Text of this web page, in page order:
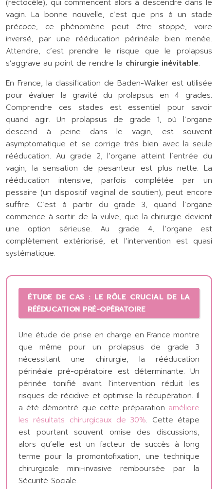
(rectocèle), qui commencent alors à descendre dans le
vagin. La bonne nouvelle, c’est que pris à un stade
précoce, ce phénomène peut être stoppé, voire
inversé, par une rééducation périnéale bien menée.
Attendre, c’est prendre le risque que le prolapsus
s’aggrave au point de rendre la chirurgie inévitable.
En France, la classification de Baden-Walker est utilisée
pour évaluer la gravité du prolapsus en 4 grades.
Comprendre ces stades est essentiel pour savoir
quand agir. Un prolapsus de grade 1, où l’organe
descend à peine dans le vagin, est souvent
asymptomatique et se corrige très bien avec la seule
rééducation. Au grade 2, l’organe atteint l’entrée du
vagin, la sensation de pesanteur est plus nette. La
rééducation intensive, parfois complétée par un
pessaire (un dispositif vaginal de soutien), peut encore
suffire. C’est à partir du grade 3, quand l’organe
commence à sortir de la vulve, que la chirurgie devient
une option sérieuse. Au grade 4, l’organe est
complètement extériorisé, et l’intervention est quasi
systématique.
ÉTUDE DE CAS : LE RÔLE CRUCIAL DE LA
RÉÉDUCATION PRÉ-OPÉRATOIRE
Une étude de prise en charge en France montre
que même pour un prolapsus de grade 3
nécessitant une chirurgie, la rééducation
périnéale pré-opératoire est déterminante. Un
périnée tonifié avant l’intervention réduit les
risques de récidive et optimise la récupération. Il
a été démontré que cette préparation améliore
les résultats chirurgicaux de 30%. Cette étape
est pourtant souvent omise des discussions,
alors qu’elle est un facteur de succès à long
terme pour la promontofixation, une technique
chirurgicale mini-invasive remboursée par la
Sécurité Sociale.